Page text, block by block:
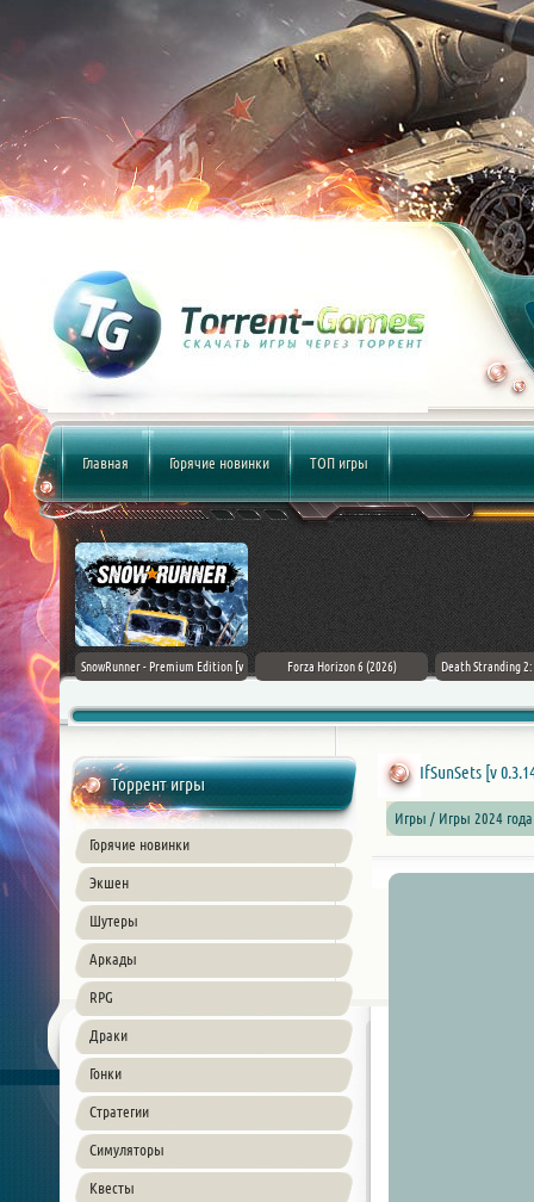
Главная Горячие новинки ТОП игры
Flag
PC
SnowRunner - Premium Edition [v
Forza Horizon 6 (2026) Death Stranding
Торрент игры
Горячие новинки
Экшен
Шутеры
Аркады
RPG
Драки
Гонки
Стратегии
Симуляторы
Квесты
IfSunSets [v
Игры / Игры 2024